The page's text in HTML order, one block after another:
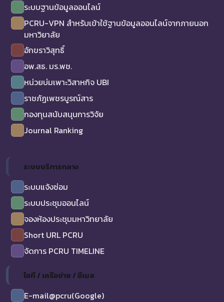
ระบบฐานข้อมูลออนไลน์
PCRU-VPN สำหรับเข้าใช้ฐานข้อมูลออนไลน์จากภายนอก
มหาวิยาลัย
อักขราวิสุทธิ์
อพ.สธ. มร.พช.
หน่วยบ่มเพาะวิสาหกิจ UBI
ราชภัฏเพชรบูรณ์สาร
กองทุนสนับสนุนการวิจัย
Journal Ranking
ระบบบริการกลาง
ระบบแจ้งซ่อม
ระบบประชุมออนไลน์
จองห้องประชุมมหาวิทยาลัย
Short URL PCRU
จัดการ PCRU TIMELINE
ไอที / เครือข่าย / อีเมล
E-mail@pcru(Google)